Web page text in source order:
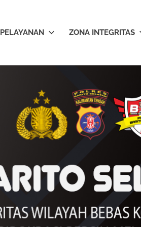
PELAYANAN ZONA INTEGRITAS